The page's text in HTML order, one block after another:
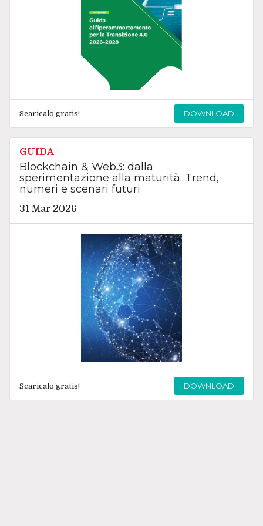
Scaricalo gratis! DOWNLOAD
GUIDA
Blockchain & Web3: dalla
sperimentazione alla maturità. Trend,
numeri e scenari futuri
31 Mar 2026
Scaricalo gratis! DOWNLOAD